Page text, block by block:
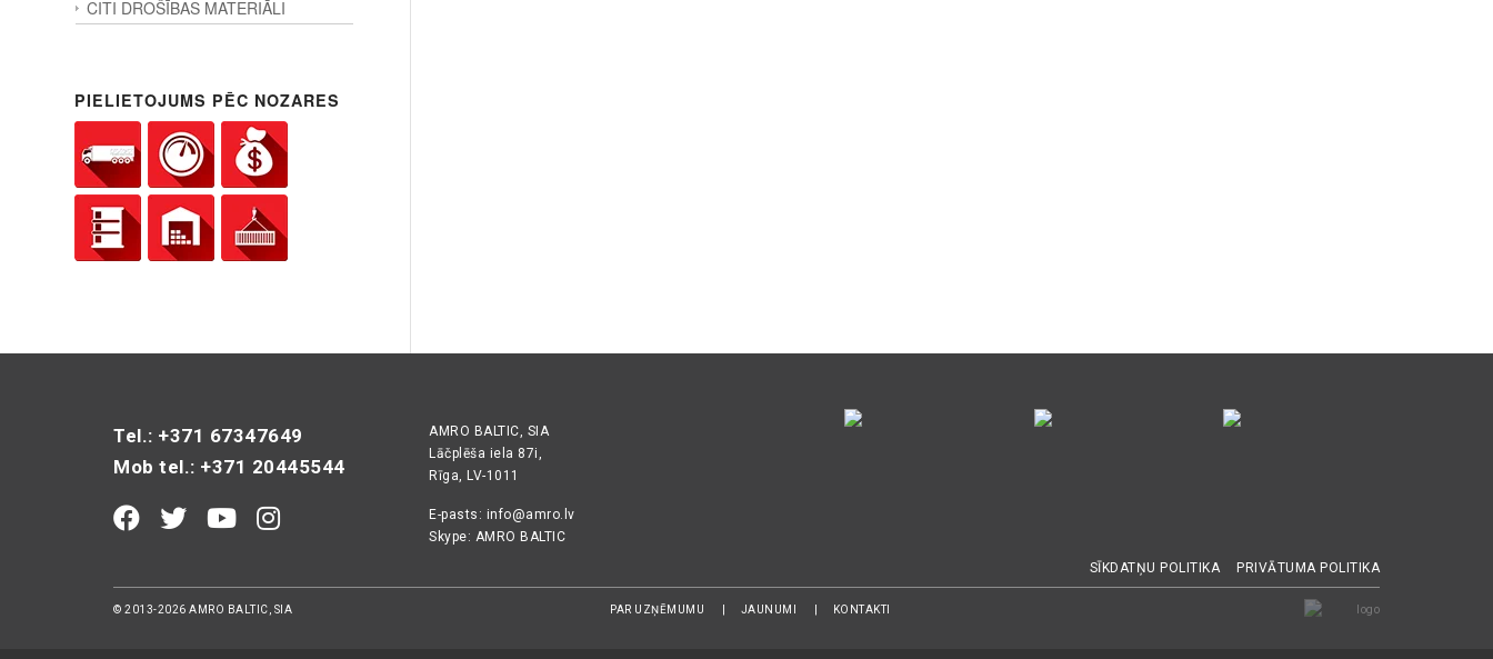
CITI DROŠĪBAS MATERIĀLI
PIELIETOJUMS PĒC NOZARES
Tel.: +371 67347649
Mob tel.: +371 20445544
AMRO BALTIC, SIA
Lāčplēša iela 87i,
Rīga, LV-1011
E-pasts: info@amro.lv
Skype: AMRO BALTIC
SĪKDATŅU POLITIKA
PRIVĀTUMA POLITIKA
PAR UZŅĒMUMU JAUNUMI KONTAKTI
© 2013-2026 AMRO BALTIC, SIA